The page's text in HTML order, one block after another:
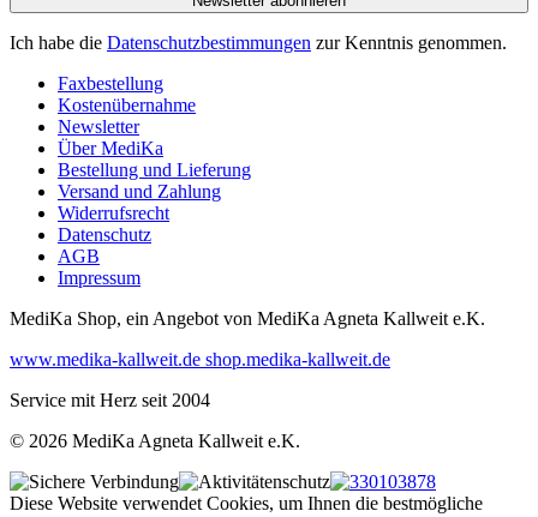
Ich habe die Datenschutzbestimmungen zur Kenntnis genommen.
Faxbestellung
Kostenübernahme
Newsletter
Über MediKa
Bestellung und Lieferung
Versand und Zahlung
Widerrufsrecht
Datenschutz
AGB
Impressum
MediKa Shop, ein Angebot von MediKa Agneta Kallweit e.K.
www.medika-kallweit.de shop.medika-kallweit.de
Service mit Herz seit 2004
© 2026 MediKa Agneta Kallweit e.K.
Diese Website verwendet Cookies, um Ihnen die bestmögliche